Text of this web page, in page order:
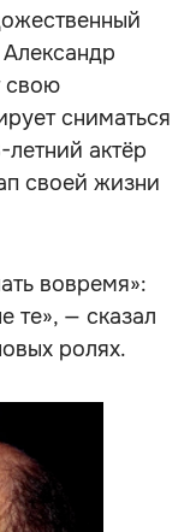
свою
сниматься
актёр
своей жизни
вовремя»:
те», — сказал
ролях.